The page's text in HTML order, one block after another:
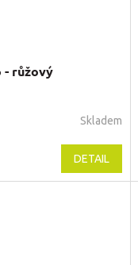
- růžový
Skladem
DETAIL